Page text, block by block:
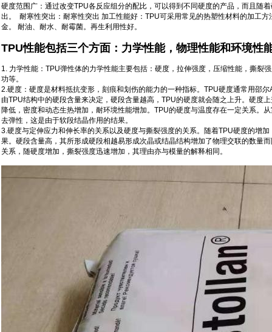
硬度范围广：通过改变TPU各反应组分的配比，可以得到不同硬度的产品，而且随
出。 耐寒性突出：耐寒性突出 加工性能好：TPU可采用常见的热塑性材料的加工
金。 耐油、耐水、耐霉菌。再生利用性好。
TPU性能包括三个方面：力学性能，物理性能和环境性
1. 力学性能：TPU弹性体的力学性能主要包括：硬度，拉伸强度，压缩性能，撕
功等。
2.硬度：硬度是材料抵抗变形，刻痕和划伤的能力的一种指标。TPU硬度通常用邵
由TPU结构中的硬段含量来决定，硬段含量越高，TPU的硬度就会随之上升。硬度
降低，密度和动态生热增加，耐环境性能增加。TPU的硬度与温度存在一定关系
去弹性，这是由于软段结晶作用的结果。
3.硬度与定伸应力和伸长率的关系以及硬度与撕裂强度的关系。随着TPU硬度的增
果。硬段含量高，其所形成硬段相越易形成次晶或结晶结构增加了物理交联的数量
关系，随硬度增加，撕裂强度迅速增加，其理由亦与模量的解释相同。